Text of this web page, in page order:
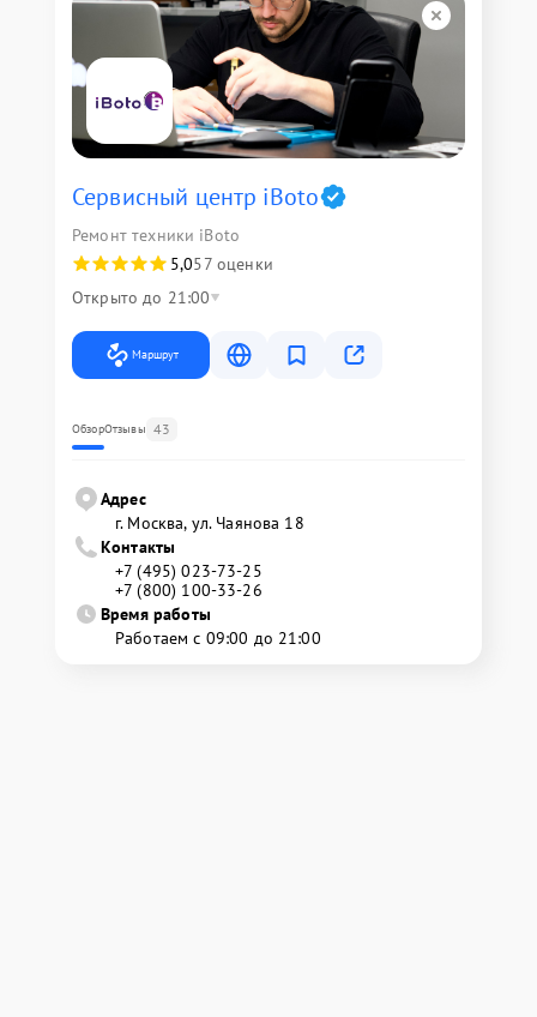
Сервисный центр iBoto
Ремонт техники iBoto
5,057 оценки
Открыто до 21:00
Маршрут
ОбзорОтзывы 43
Адрес
г. Москва, ул. Чаянова 18
Контакты
+7 (495) 023-73-25
+7 (800) 100-33-26
Время работы
Работаем с 09:00 до 21:00